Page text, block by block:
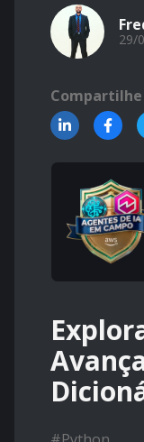
29/
Compartilhe